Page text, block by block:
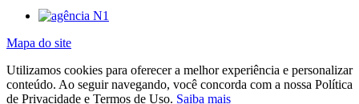
Mapa do site
Utilizamos cookies para oferecer a melhor experiência e personalizar
conteúdo. Ao seguir navegando, você concorda com a nossa Política
de Privacidade e Termos de Uso. Saiba mais